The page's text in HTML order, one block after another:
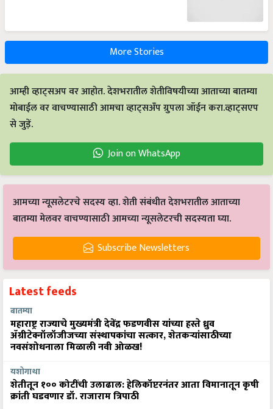
More Stories
आम्ही व्हाट्सअप वर आहोत. देशभरातील शेतीविषयीच्या आताच्या बातम्या
मोबाईल वर वाचण्यासाठी आमचा व्हाट्सअँप ग्रुपला जॉईन करा.व्हाट्सएप
से जुड़ें.
Join on WhatsApp
आमच्या न्यूसलेटरचे सदस्य व्हा. शेती संबंधीत देशभरातील आताच्या
बातम्या मेलवर वाचण्यासाठी आमच्या न्यूसलेटरची सदस्यता घ्या.
Subscribe Newsletters
Latest feeds
बातम्या
महाराष्ट्र राज्याचे मुख्यमंत्री देवेंद्र फडणवीस यांच्या हस्ते ध्रुव
ॲग्रीटेक्नॉलॉजीजच्या संस्थापकांचा सत्कार, शेतकऱ्यांसाठीच्या
नवसंशोधनाला मिळाली नवी ओळख!
यशोगाथा
शेतीतून १०० कोटींची उलाढाल: हेलिकॉप्टरनंतर आता विमानातून कृषी
क्रांती घडवणार डॉ. राजाराम त्रिपाठी